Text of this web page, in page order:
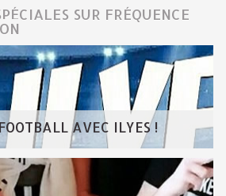
SUR FRÉQUENCE
AVEC ILYES !